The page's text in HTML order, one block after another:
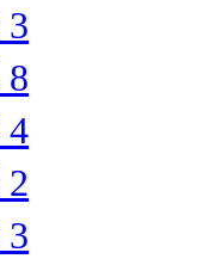
3
8
4
2
3